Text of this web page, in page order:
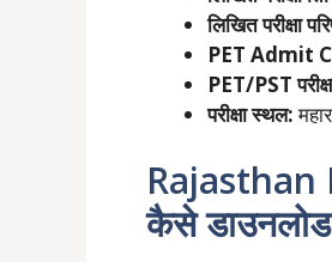
लिखित परीक्षा
PET Admit
PET/PST
परीक्षा स्थल:
Rajasthan
कैसे